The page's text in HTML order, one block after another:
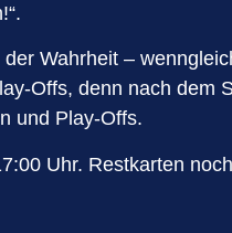
Wahrheit –
Offs, denn nach
und Play-Offs.
Uhr. Restkarten